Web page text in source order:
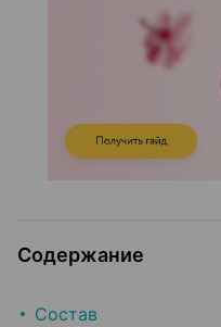
Содержание
Состав